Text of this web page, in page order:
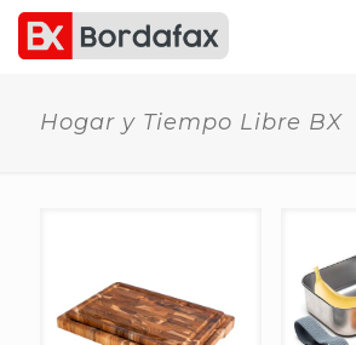
Hogar y Tiempo Libre BX